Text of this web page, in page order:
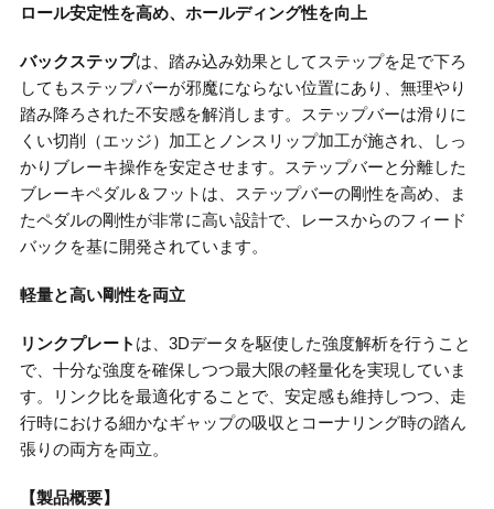
ロール安定性を高め、ホールディング性を向上
バックステップは、踏み込み効果としてステップを足で下ろ
してもステップバーが邪魔にならない位置にあり、無理やり
踏み降ろされた不安感を解消します。ステップバーは滑りに
くい切削（エッジ）加工とノンスリップ加工が施され、しっ
かりブレーキ操作を安定させます。ステップバーと分離した
ブレーキペダル＆フットは、ステップバーの剛性を高め、ま
たペダルの剛性が非常に高い設計で、レースからのフィード
バックを基に開発されています。
軽量と高い剛性を両立
リンクプレート は、3Dデータを駆使した強度解析を行うこと
で、十分な強度を確保しつつ最大限の軽量化を実現していま
す。リンク比を最適化することで、安定感も維持しつつ、走
行時における細かなギャップの吸収とコーナリング時の踏ん
張りの両方を両立。
【製品概要】